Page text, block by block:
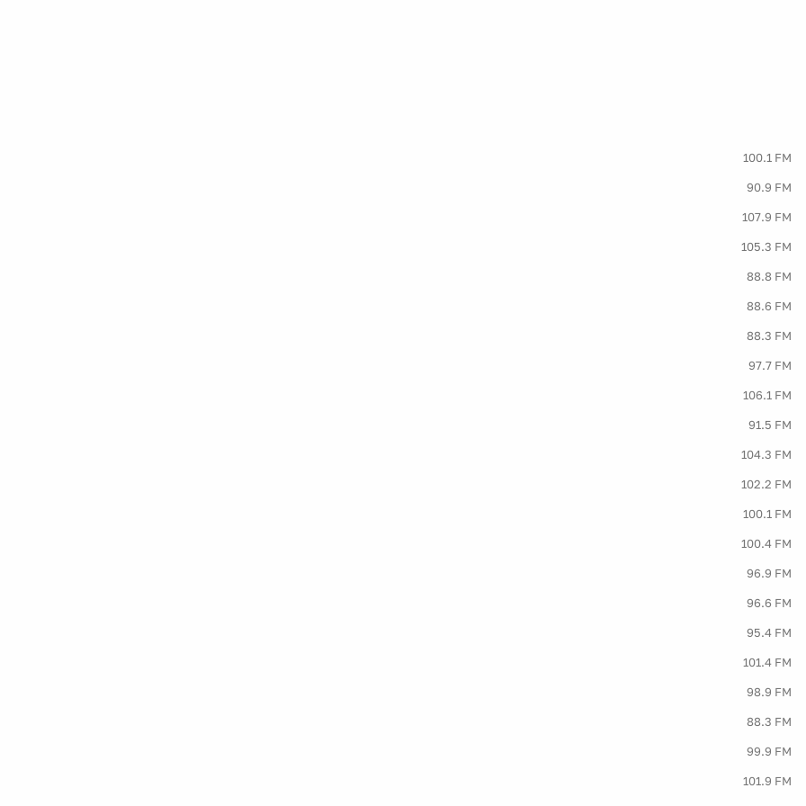
100.1 FM
90.9 FM
107.9 FM
105.3 FM
88.8 FM
88.6 FM
88.3 FM
97.7 FM
106.1 FM
91.5 FM
104.3 FM
102.2 FM
100.1 FM
100.4 FM
96.9 FM
96.6 FM
95.4 FM
101.4 FM
98.9 FM
88.3 FM
99.9 FM
101.9 FM